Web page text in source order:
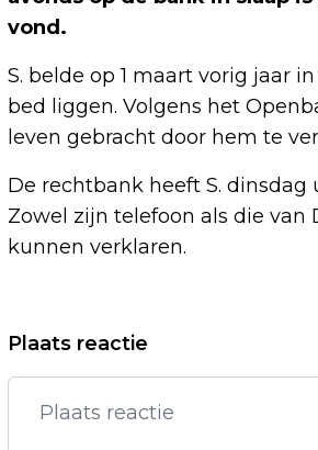
vond.
S. belde op 1 maart vorig jaar
bed liggen. Volgens het
leven gebracht door hem te
De rechtbank heeft S.
Zowel zijn telefoon als die van
kunnen verklaren.
Vorig artikel
GROTE UITSLAANDE
INDUSTRIETERREIN
Plaats reactie